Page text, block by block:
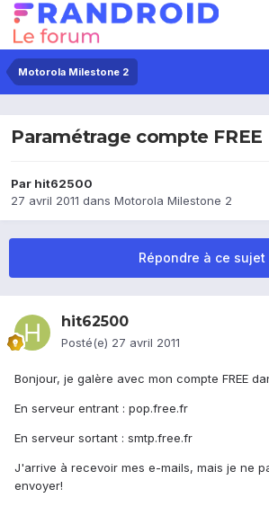
Motorola Milestone 2
Paramétrage compte FREE
Par hit62500
27 avril 2011 dans Motorola Milestone 2
Répondre à ce sujet
hit62500
Posté(e) 27 avril 2011
Bonjour, je galère avec mon compte FREE
En serveur entrant : pop.free.fr
En serveur sortant : smtp.free.fr
J'arrive à recevoir mes e-mails, mais je ne
envoyer!